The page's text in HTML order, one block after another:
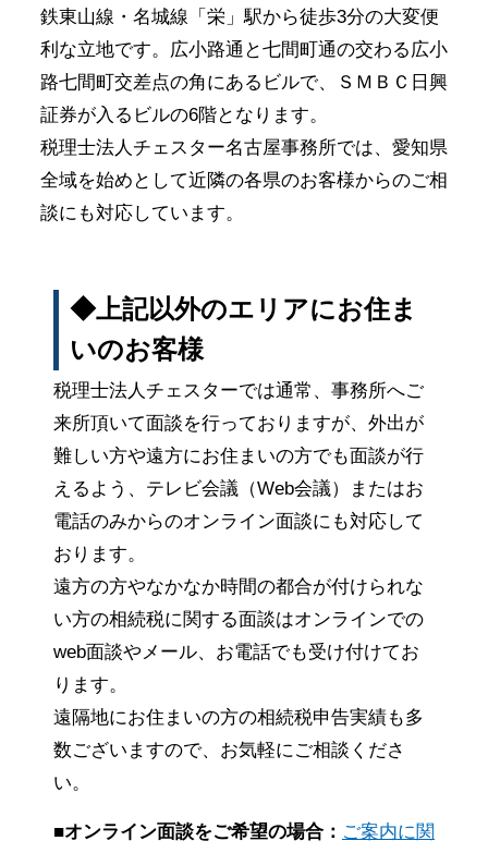
鉄東山線・名城線「栄」駅から徒歩3分の大変便
利な立地です。広小路通と七間町通の交わる広小
路七間町交差点の角にあるビルで、ＳＭＢＣ日興
証券が入るビルの6階となります。
税理士法人チェスター名古屋事務所では、愛知県
全域を始めとして近隣の各県のお客様からのご相
談にも対応しています。
◆上記以外のエリアにお住ま
いのお客様
税理士法人チェスターでは通常、事務所へご
来所頂いて面談を行っておりますが、外出が
難しい方や遠方にお住まいの方でも面談が行
えるよう、テレビ会議（Web会議）またはお
電話のみからのオンライン面談にも対応して
おります。
遠方の方やなかなか時間の都合が付けられな
い方の相続税に関する面談はオンラインでの
web面談やメール、お電話でも受け付けてお
ります。
遠隔地にお住まいの方の相続税申告実績も多
数ございますので、お気軽にご相談くださ
い。
■オンライン面談をご希望の場合： ご案内に関